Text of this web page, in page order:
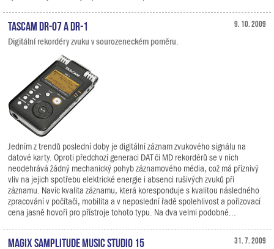
9. 10. 2009
TASCAM DR-07 a DR-1
Digitální rekordéry zvuku v sourozeneckém poměru.
Jedním z trendů poslední doby je digitální záznam zvukového signálu na
datové karty. Oproti předchozí generaci DAT či MD rekordérů se v nich
neodehrává žádný mechanický pohyb záznamového média, což má příznivý
vliv na jejich spotřebu elektrické energie i absenci rušivých zvuků při
záznamu. Navíc kvalita záznamu, která koresponduje s kvalitou následného
zpracování v počítači, mobilita a v neposlední řadě spolehlivost a pořizovací
cena jasně hovoří pro přístroje tohoto typu. Na dva velmi podobné...
31. 7. 2009
MAGIX Samplitude Music Studio 15